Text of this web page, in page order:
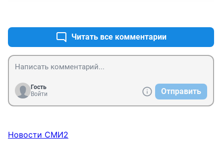
Читать все комментарии
Гость
Войти
Отправить
Новости СМИ2